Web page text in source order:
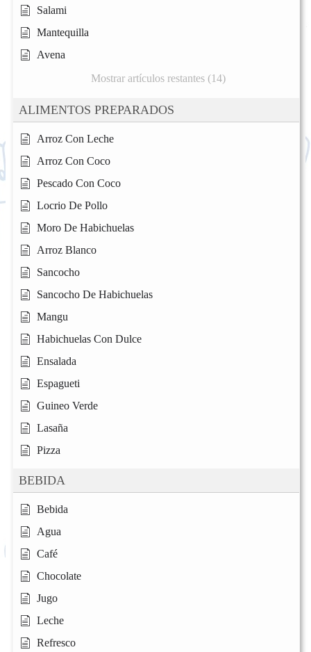
Salami
Mantequilla
Avena
Mostrar artículos restantes (14)
ALIMENTOS PREPARADOS
Arroz Con Leche
Arroz Con Coco
Pescado Con Coco
Locrio De Pollo
Moro De Habichuelas
Arroz Blanco
Sancocho
Sancocho De Habichuelas
Mangu
Habichuelas Con Dulce
Ensalada
Espagueti
Guineo Verde
Lasaña
Pizza
BEBIDA
Bebida
Agua
Café
Chocolate
Jugo
Leche
Refresco